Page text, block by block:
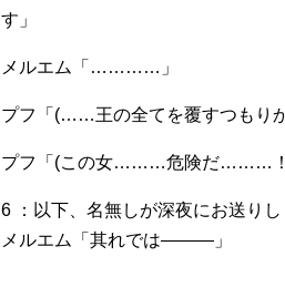
す」
メルエム「…………」
プフ「(……王の全てを覆すつもり
プフ「(この女………危険だ………！
6 ：以下、名無しが深夜にお送り
メルエム「其れでは―――」